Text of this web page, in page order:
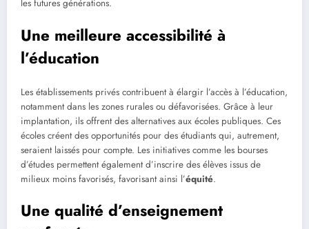
les futures générations.
Une meilleure accessibilité à
l’éducation
Les établissements privés contribuent à élargir l’accès à l’éducation,
notamment dans les zones rurales ou défavorisées. Grâce à leur
implantation, ils offrent des alternatives aux écoles publiques. Ces
écoles créent des opportunités pour des étudiants qui, autrement,
seraient laissés pour compte. Les initiatives comme les bourses
d’études permettent également d’inscrire des élèves issus de
milieux moins favorisés, favorisant ainsi l’équité.
Une qualité d’enseignement